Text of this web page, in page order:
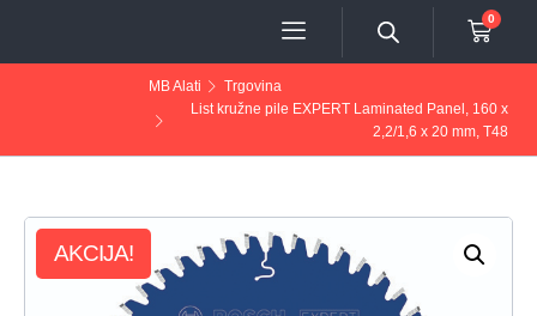
0
MB Alati
Trgovina
List kružne pile EXPERT Laminated Panel, 160 x
2,2/1,6 x 20 mm, T48
AKCIJA!